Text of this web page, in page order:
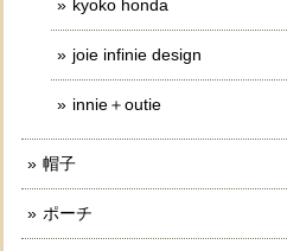
kyoko honda
joie infinie design
innie＋outie
帽子
ポーチ